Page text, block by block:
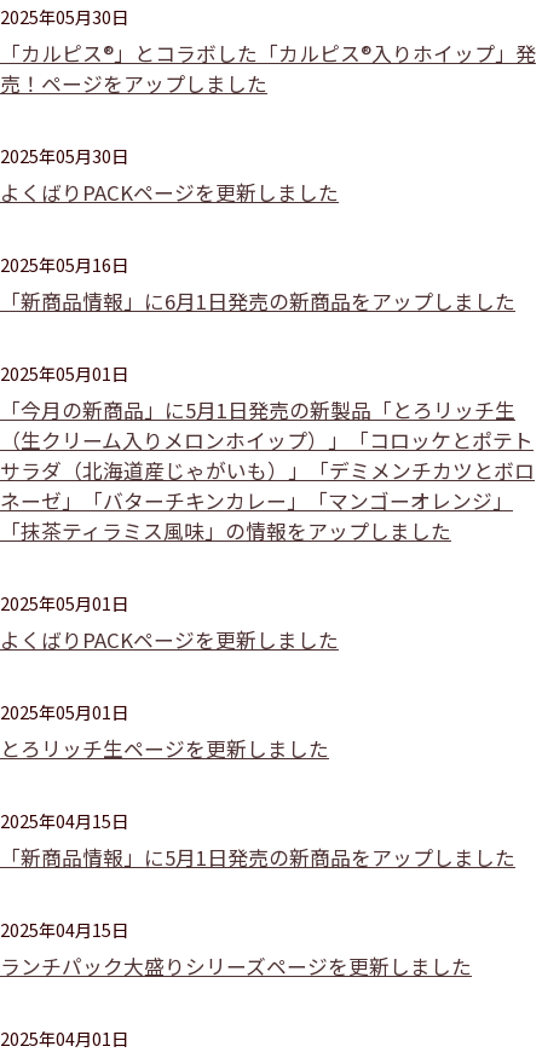
2025年05月30日
「カルピス®」とコラボした「カルピス®入りホイップ」発
売！ページをアップしました
2025年05月30日
よくばりPACKページを更新しました
2025年05月16日
「新商品情報」に6月1日発売の新商品をアップしました
2025年05月01日
「今月の新商品」に5月1日発売の新製品「とろリッチ生
（生クリーム入りメロンホイップ）」「コロッケとポテト
サラダ（北海道産じゃがいも）」「デミメンチカツとボロ
ネーゼ」「バターチキンカレー」「マンゴーオレンジ」
「抹茶ティラミス風味」の情報をアップしました
2025年05月01日
よくばりPACKページを更新しました
2025年05月01日
とろリッチ生ページを更新しました
2025年04月15日
「新商品情報」に5月1日発売の新商品をアップしました
2025年04月15日
ランチパック大盛りシリーズページを更新しました
2025年04月01日